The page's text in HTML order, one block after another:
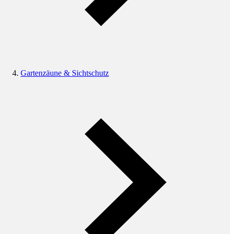
Gartenzäune & Sichtschutz